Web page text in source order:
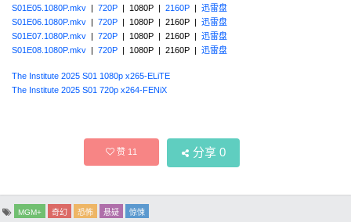
S01E05.1080P.mkv | 720P | 1080P | 2160P | 迅雷盘
S01E06.1080P.mkv | 720P | 1080P | 2160P | 迅雷盘
S01E07.1080P.mkv | 720P | 1080P | 2160P | 迅雷盘
S01E08.1080P.mkv | 720P | 1080P | 2160P | 迅雷盘
The Institute 2025 S01 1080p x265-ELiTE
The Institute 2025 S01 720p x264-FENiX
赞11 分享 0
MGM+ 奇幻 恐怖 悬疑 惊悚